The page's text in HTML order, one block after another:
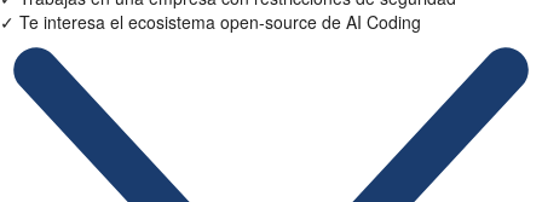
✓ Te interesa el ecosistema open-source de AI Coding